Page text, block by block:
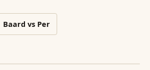
Baard vs Per